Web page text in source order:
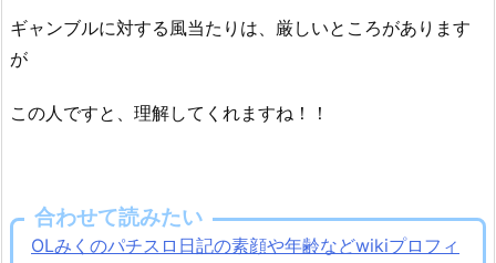
ギャンブルに対する風当たりは、厳しいところがあります
が
この人ですと、理解してくれますね！！
合わせて読みたい
OLみくのパチスロ日記の素顔や年齢などwikiプロフィ